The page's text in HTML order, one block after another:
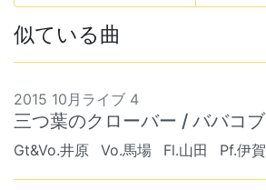
似ている曲
2015 10月ライブ 4
三つ葉のクローバー / ババコブ
Gt&Vo.井原 Vo.馬場 Fl.山田 Pf.伊賀